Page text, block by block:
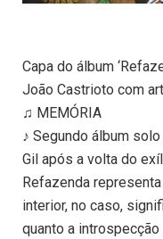
Capa do álbum
João Castrioto com
♫ MEMÓRIA
♪ Segundo álbum
Gil após a volta do
Refazenda
interior, no caso,
quanto a